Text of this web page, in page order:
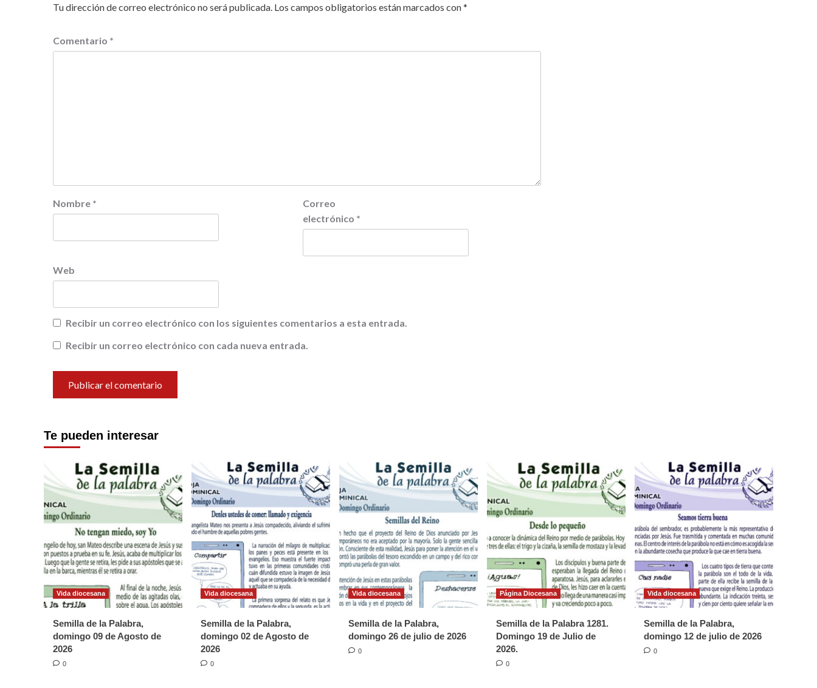
Tu dirección de correo electrónico no será publicada. Los campos obligatorios están marcados con*
Comentario *
Nombre *
Correo
electrónico *
Web
Recibir un correo electrónico con los siguientes comentarios a esta entrada.
Recibir un correo electrónico con cada nueva entrada.
Te pueden interesar
Vida diocesana
Semilla de la Palabra,
domingo 09 de Agosto de
2026
0
Vida diocesana
Semilla de la Palabra,
domingo 02 de Agosto de
2026
0
Vida diocesana
Semilla de la Palabra,
domingo 26 de julio de 2026
0
Página Diocesana
Semilla de la Palabra 1281.
Domingo 19 de Julio de
2026.
0
Vida diocesana
Semilla de la Palabra,
domingo 12 de julio de 2026
0